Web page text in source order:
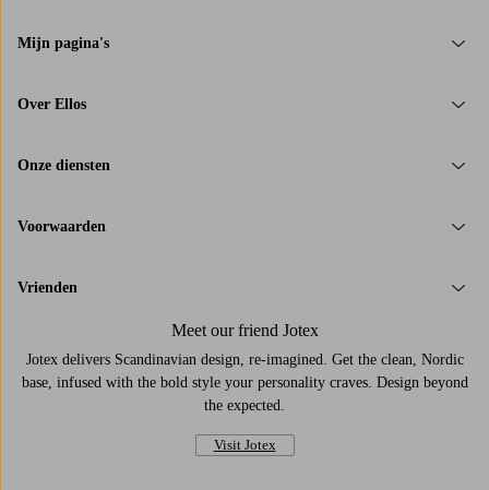
Mijn pagina's
Over Ellos
Onze diensten
Voorwaarden
Vrienden
Meet our friend Jotex
Jotex delivers Scandinavian design, re-imagined. Get the clean, Nordic
base, infused with the bold style your personality craves. Design beyond
the expected.
Visit Jotex